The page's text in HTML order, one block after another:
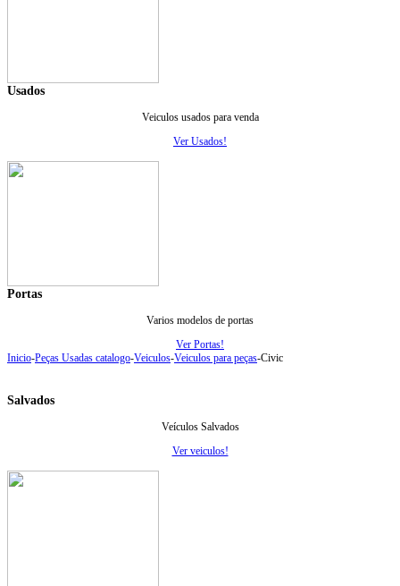
Usados
Veiculos usados para venda
Ver Usados!
Portas
Varios modelos de portas
Ver Portas!
Inicio-Peças Usadas catalogo-Veiculos-Veiculos para peças-Civic
Salvados
Veículos Salvados
Ver veiculos!